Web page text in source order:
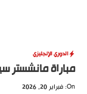
الدوري الإنجليزي
مباراة مانشستر سيتي
On: فبراير 20, 2026